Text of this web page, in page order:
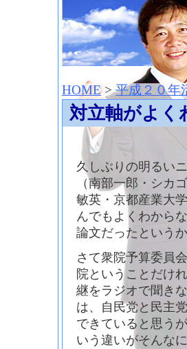
HOME>平成２０年
対立軸がよく
久しぶりの明るい
（南部一郎・シカ
敏英・京都産業大
んでもよくわから
論文だったという
さて衆院予算委員
院ということだけ
継をラジオで聞き
は、自民党と民主
できていると思う
いう違いがそんな